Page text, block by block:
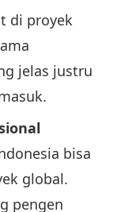
di proyek
jelas justru
bisa
global.
pengen